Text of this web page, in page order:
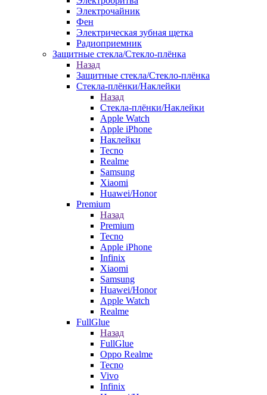
Электрочайник
Фен
Электрическая зубная щетка
Радиоприемник
Защитные стекла/Стекло-плёнка
Назад
Защитные стекла/Стекло-плёнка
Стекла-плёнки/Наклейки
Назад
Стекла-плёнки/Наклейки
Apple Watch
Apple iPhone
Наклейки
Tecno
Realme
Samsung
Xiaomi
Huawei/Honor
Premium
Назад
Premium
Tecno
Apple iPhone
Infinix
Xiaomi
Samsung
Huawei/Honor
Apple Watch
Realme
FullGlue
Назад
FullGlue
Oppo Realme
Tecno
Vivo
Infinix